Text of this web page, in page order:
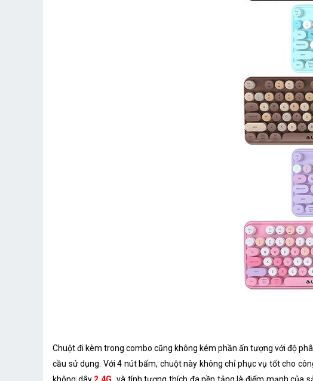
Chuột đi kèm trong combo cũng không kém phần ấn tượng với độ
cầu sử dụng. Với 4 nút bấm, chuột này không chỉ phục vụ tốt cho